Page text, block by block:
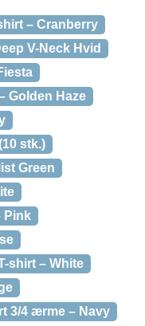
– Cranberry
V-Neck Hvid
Golden Haze
stk.)
Green
Pink
shirt – White
3/4 ærme – Navy